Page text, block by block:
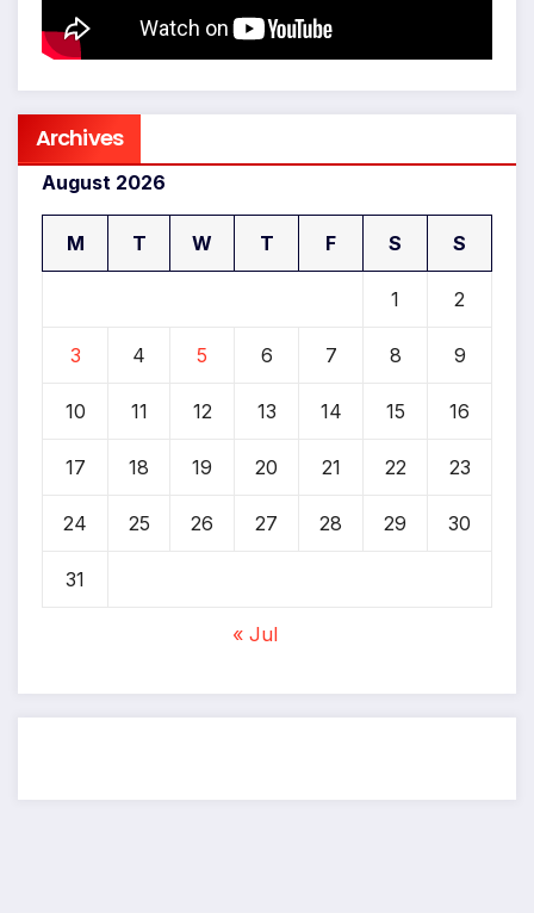
Archives
August 2026
M T W T F S S
1 2
3 4 5 6 7 8 9
10 11 12 13 14 15 16
17 18 19 20 21 22 23
24 25 26 27 28 29 30
31
« Jul